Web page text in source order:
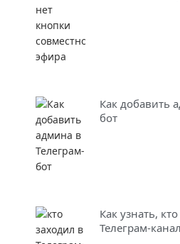
Как добавить
бот
Как узнать,
Телеграм-канал